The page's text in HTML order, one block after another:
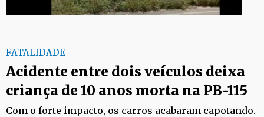
FATALIDADE
Acidente entre dois veículos deixa
criança de 10 anos morta na PB-115
Com o forte impacto, os carros acabaram capotando.